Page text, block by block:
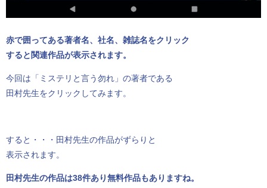
赤で囲ってある著者名、社名、雑誌名をクリック
すると関連作品が表示されます。
今回は「ミステリと言う勿れ」の著者である
田村先生をクリックしてみます。
すると・・・田村先生の作品がずらりと
表示されます。
田村先生の作品は38件あり無料作品もありますね。